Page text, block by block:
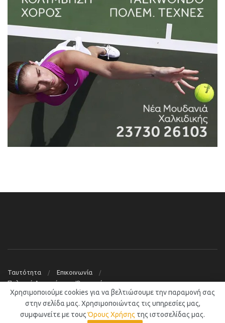
Ταυτότητα
Επικοινωνία
Πολιτική Απορρήτου – Όροι χρήσης
© 2019Νέα Μουδανιά Blog
Χρησιμοποιούμε cookies για να βελτιώσουμε την παραμονή σας
στην σελίδα μας. Χρησιμοποιώντας τις υπηρεσίες μας,
συμφωνείτε με τουςΌρους Χρήσης της ιστοσελίδας μας.